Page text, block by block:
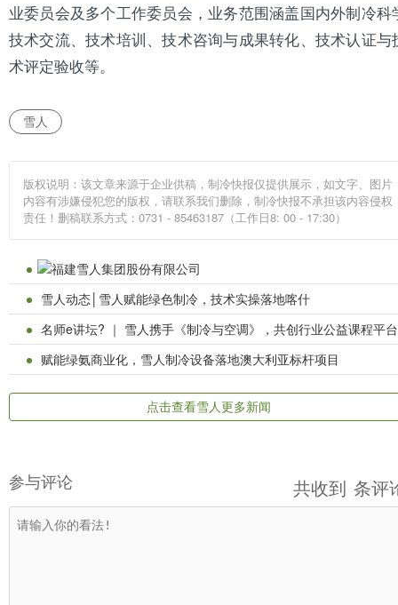
业委员会及多个工作委员会，业务范围涵盖国内外制冷科
技术交流、技术培训、技术咨询与成果转化、技术认证与
术评定验收等。
雪人
版权说明：该文章来源于企业供稿，制冷快报仅提供展示，如文字、图片
内容有涉嫌侵犯您的版权，请联系我们删除，制冷快报不承担该内容侵权
责任！删稿联系方式：0731 - 85463187（工作日8: 00 - 17:30）
福建雪人集团股份有限公司
雪人动态│雪人赋能绿色制冷，技术实操落地喀什
名师e讲坛? ｜ 雪人携手《制冷与空调》，共创行业公益课程平台
赋能绿氨商业化，雪人制冷设备落地澳大利亚标杆项目
点击查看雪人更多新闻
参与评论 共收到 条评